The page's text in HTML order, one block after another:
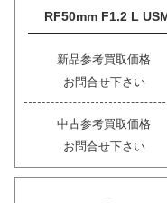
RF50mm F1.2 L
新品参考買取価格
お問合せ下さい
中古参考買取価格
お問合せ下さい